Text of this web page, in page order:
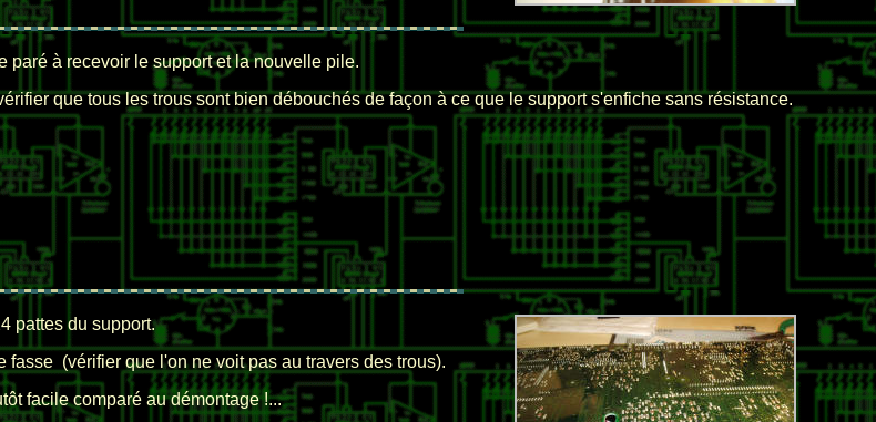
paré à recevoir le support et la nouvelle pile.
que tous les trous sont bien débouchés de façon à ce que le support s'enfiche sans résistance.
pattes du support.
(vérifier que l'on ne voit pas au travers des trous).
facile comparé au démontage !...